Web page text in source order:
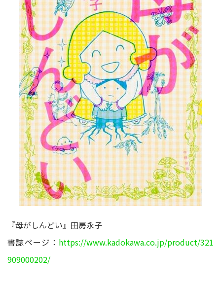
『母がしんどい』田房永子
書誌ページ： https://www.kadokawa.co.jp/product/321
909000202/